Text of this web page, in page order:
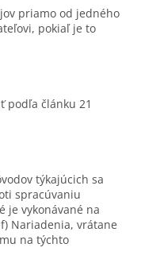
priamo od jedného
pokiaľ je to
podľa článku 21
týkajúcich sa
spracúvaniu
je vykonávané na
Nariadenia, vrátane
na týchto